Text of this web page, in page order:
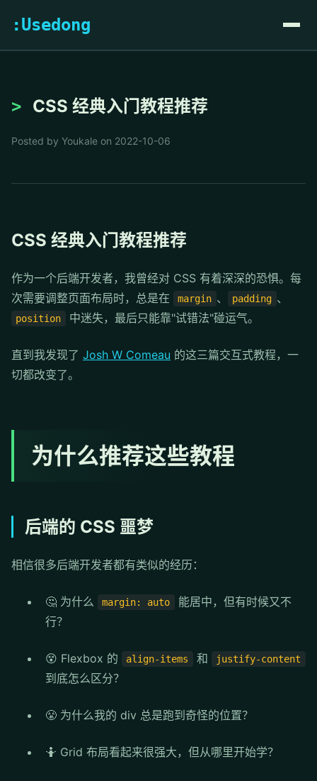
:Usedong
CSS 经典入门教程推荐
Posted by Youkale on 2022-10-06
CSS 经典入门教程推荐
作为一个后端开发者，我曾经对 CSS 有着深深的恐惧。每
次需要调整页面布局时，总是在
margin 、 padding 、
position 中迷失，最后只能靠"试错法"碰运气。
直到我发现了 Josh W Comeau 的这三篇交互式教程，一
切都改变了。
为什么推荐这些教程
后端的 CSS 噩梦
相信很多后端开发者都有类似的经历：
🤔 为什么 margin: auto
能居中，但有时候又不
行？
😵 Flexbox 的 align-items 和 justify-content
到底怎么区分？
😤 为什么我的 div 总是跑到奇怪的位置？
🤷 Grid 布局看起来很强大，但从哪里开始学？